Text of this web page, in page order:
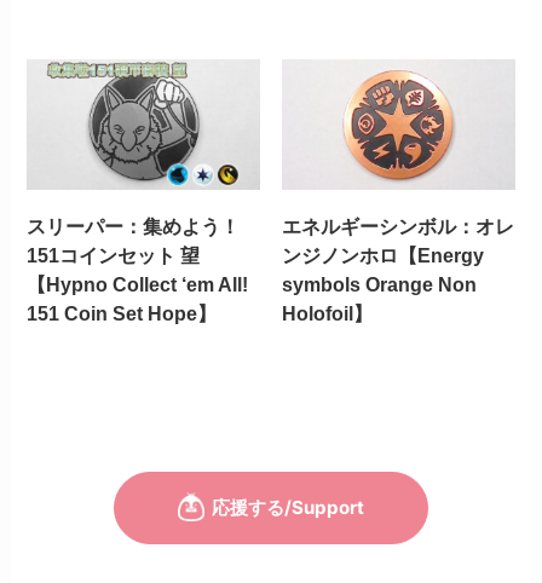
スリーパー：集めよう！
151コインセット 望
【Hypno Collect ‘em All!
151 Coin Set Hope】
エネルギーシンボル：オレ
ンジノンホロ【Energy
symbols Orange Non
Holofoil】